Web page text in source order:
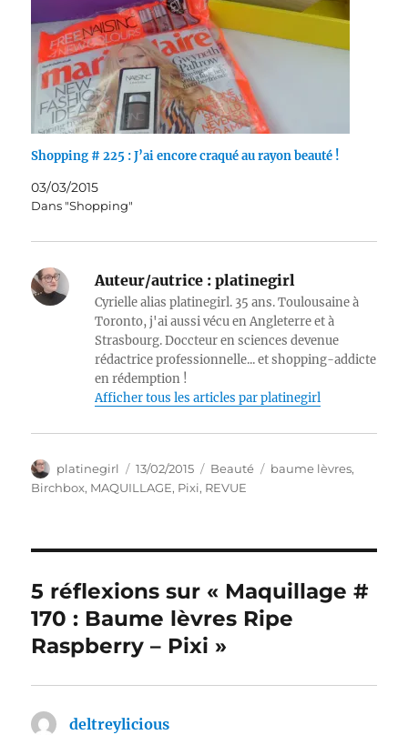
Shopping # 225 : J’ai encore craqué au rayon beauté !
03/03/2015
Dans "Shopping"
Auteur/autrice : platinegirl
Cyrielle alias platinegirl. 35 ans. Toulousaine à
Toronto, j'ai aussi vécu en Angleterre et à
Strasbourg. Doccteur en sciences devenue
rédactrice professionnelle... et shopping-addicte
en rédemption !
Afficher tous les articles par platinegirl
Auteur
platinegirl
Publié
le
13/02/2015 Catégories
Beauté Étiquettes
baume lèvres,
Birchbox, MAQUILLAGE, Pixi, REVUE
5 réflexions sur « Maquillage #
170 : Baume lèvres Ripe
Raspberry – Pixi »
deltreylicious